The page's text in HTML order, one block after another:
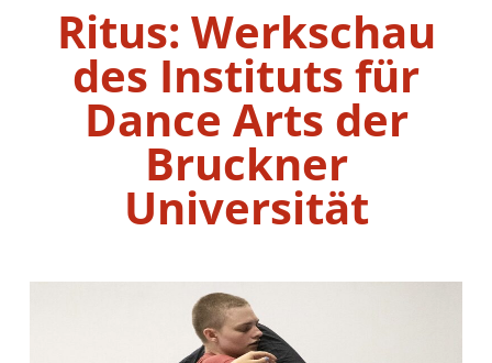
Ritus: Werkschau
des Instituts für
Dance Arts der
Bruckner
Universität